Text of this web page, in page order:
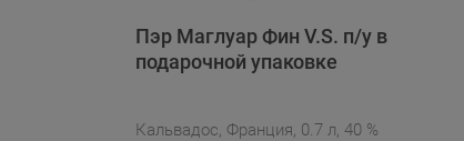
Пэр Маглуар Фин V.S. п/у в
подарочной упаковке
Кальвадос, Франция, 0.7 л, 40 %